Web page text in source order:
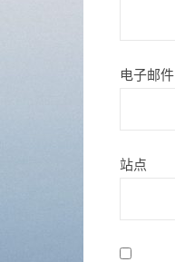
电子邮件
站点